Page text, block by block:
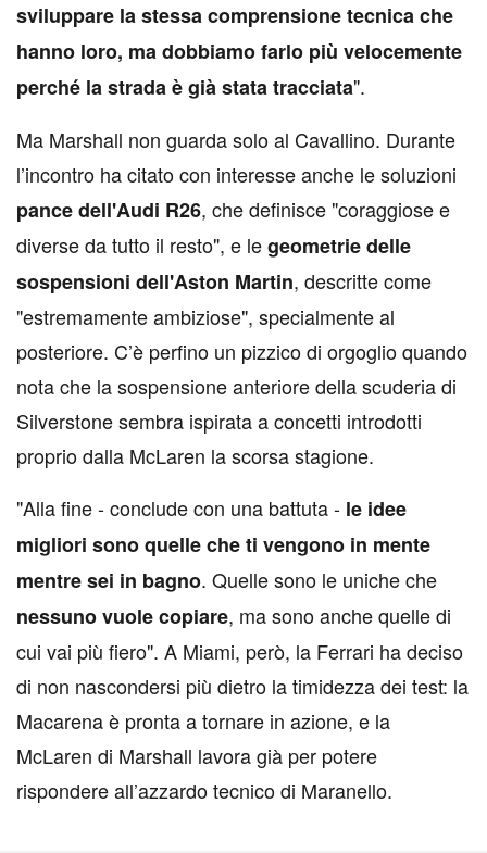
sviluppare la stessa comprensione tecnica che
hanno loro, ma dobbiamo farlo più velocemente
perché la strada è già stata tracciata".
Ma Marshall non guarda solo al Cavallino. Durante
l’incontro ha citato con interesse anche le soluzioni
pance dell'Audi R26, che definisce "coraggiose e
diverse da tutto il resto", e legeometrie delle
sospensioni dell'Aston Martin, descritte come
"estremamente ambiziose", specialmente al
posteriore. C’è perfino un pizzico di orgoglio quando
nota che la sospensione anteriore della scuderia di
Silverstone sembra ispirata a concetti introdotti
proprio dalla McLaren la scorsa stagione.
"Alla fine - conclude con una battuta - le idee
migliori sono quelle che ti vengono in mente
mentre sei in bagno. Quelle sono le uniche che
nessuno vuole copiare, ma sono anche quelle di
cui vai più fiero". A Miami, però, la Ferrari ha deciso
di non nascondersi più dietro la timidezza dei test: la
Macarena è pronta a tornare in azione, e la
McLaren di Marshall lavora già per potere
rispondere all’azzardo tecnico di Maranello.